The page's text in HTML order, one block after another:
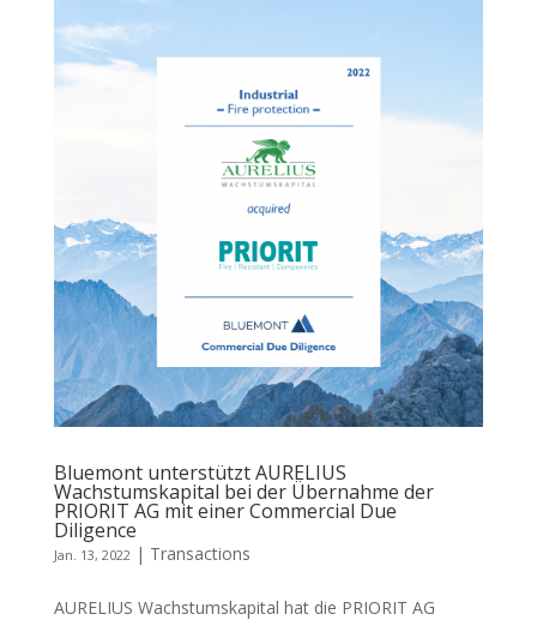
Bluemont unterstützt AURELIUS
Wachstumskapital bei der Übernahme der
PRIORIT AG mit einer Commercial Due
Diligence
Jan. 13, 2022| Transactions
AURELIUS Wachstumskapital hat die PRIORIT AG